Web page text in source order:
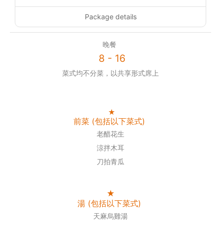
Package details
晚餐
8 - 16
菜式均不分菜，以共享形式席上
★
前菜 (包括以下菜式)
老醋花生
涼拌木耳
刀拍青瓜
★
湯 (包括以下菜式)
天麻烏雞湯